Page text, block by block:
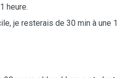
heure.
je resterais de 30 min à une 1